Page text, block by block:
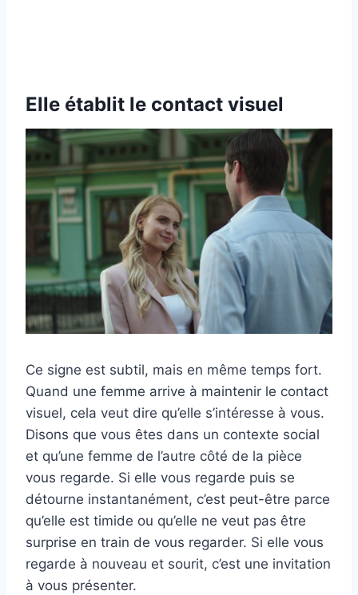
Elle établit le contact visuel
Ce signe est subtil, mais en même temps fort.
Quand une femme arrive à maintenir le contact
visuel, cela veut dire qu’elle s’intéresse à vous.
Disons que vous êtes dans un contexte social
et qu’une femme de l’autre côté de la pièce
vous regarde. Si elle vous regarde puis se
détourne instantanément, c’est peut-être parce
qu’elle est timide ou qu’elle ne veut pas être
surprise en train de vous regarder. Si elle vous
regarde à nouveau et sourit, c’est une invitation
à vous présenter.